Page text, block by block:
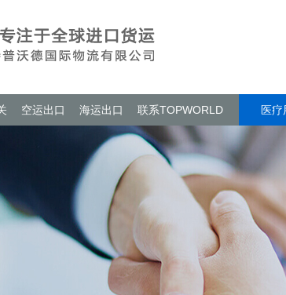
空运出口 海运出口 联系TOPWORLD 医疗